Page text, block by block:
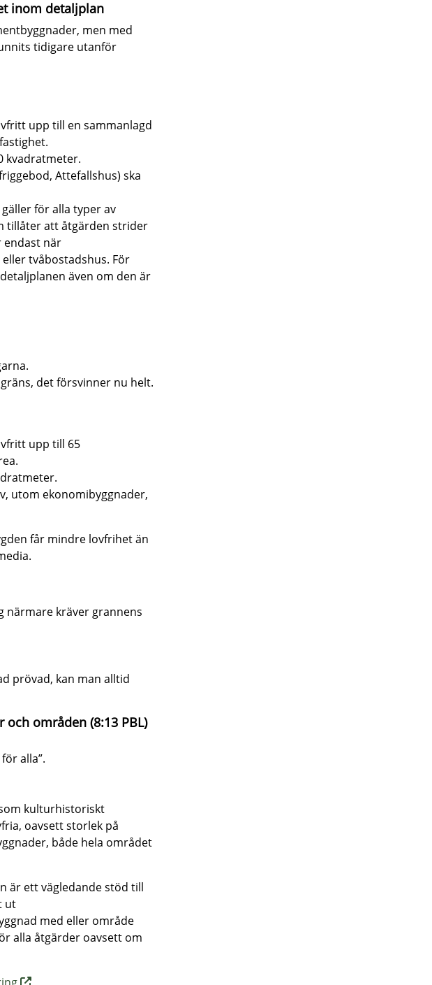
inom detaljplan
men med
tidigare utanför
upp till en sammanlagd
kvadratmeter.
Attefallshus) ska
för alla typer av
tillåter att åtgärden strider
endast när
tvåbostadshus. För
även om den är
det försvinner nu helt.
upp till 65
utom ekonomibyggnader,
får mindre lovfrihet än
närmare kräver grannens
prövad, kan man alltid
områden (8:13 PBL)
alla”.
kulturhistoriskt
oavsett storlek på
både hela området
är ett vägledande stöd till
ut
med eller område
alla åtgärder oavsett om